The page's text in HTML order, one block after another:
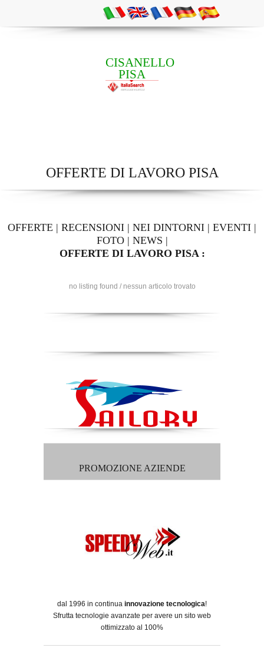
CISANELLO
PISA
OFFERTE DI LAVORO PISA
OFFERTE | RECENSIONI | NEI DINTORNI | EVENTI |
FOTO| NEWS |
OFFERTE DI LAVORO PISA :
no listing found / nessun articolo trovato
PROMOZIONE AZIENDE
dal 1996 in continua innovazione tecnologica!
Sfrutta tecnologie avanzate per avere un sito web
ottimizzato al 100%